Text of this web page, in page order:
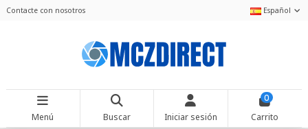
Contacte con nosotros Español
Menú Buscar Iniciar sesión
0
Carrito